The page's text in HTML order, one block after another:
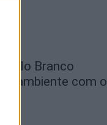
Branco
ambiente com o